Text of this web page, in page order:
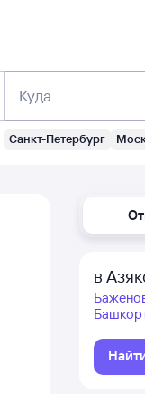
Куда
Санкт-Петербург
в